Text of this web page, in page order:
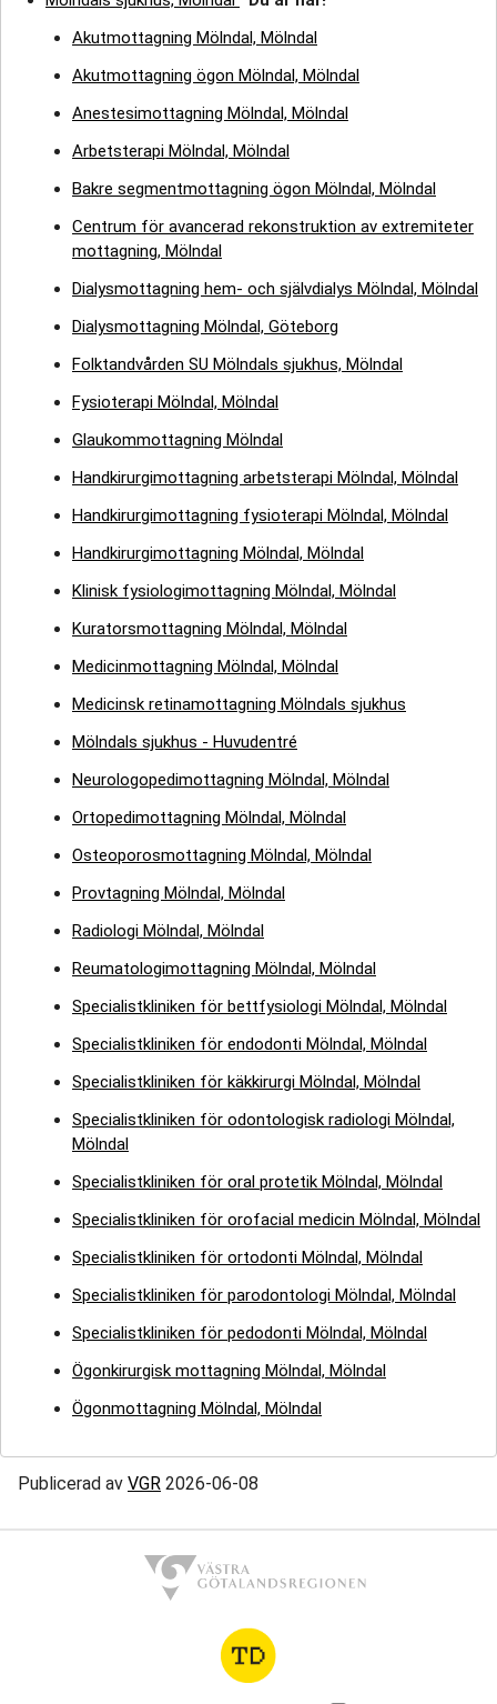
Akutmottagning Mölndal, Mölndal
Akutmottagning ögon Mölndal, Mölndal
Anestesimottagning Mölndal, Mölndal
Arbetsterapi Mölndal, Mölndal
Bakre segmentmottagning ögon Mölndal, Mölndal
Centrum för avancerad rekonstruktion av extremiteter
mottagning, Mölndal
Dialysmottagning hem- och självdialys Mölndal, Mölndal
Dialysmottagning Mölndal, Göteborg
Folktandvården SU Mölndals sjukhus, Mölndal
Fysioterapi Mölndal, Mölndal
Glaukommottagning Mölndal
Handkirurgimottagning arbetsterapi Mölndal, Mölndal
Handkirurgimottagning fysioterapi Mölndal, Mölndal
Handkirurgimottagning Mölndal, Mölndal
Klinisk fysiologimottagning Mölndal, Mölndal
Kuratorsmottagning Mölndal, Mölndal
Medicinmottagning Mölndal, Mölndal
Medicinsk retinamottagning Mölndals sjukhus
Mölndals sjukhus - Huvudentré
Neurologopedimottagning Mölndal, Mölndal
Ortopedimottagning Mölndal, Mölndal
Osteoporosmottagning Mölndal, Mölndal
Provtagning Mölndal, Mölndal
Radiologi Mölndal, Mölndal
Reumatologimottagning Mölndal, Mölndal
Specialistkliniken för bettfysiologi Mölndal, Mölndal
Specialistkliniken för endodonti Mölndal, Mölndal
Specialistkliniken för käkkirurgi Mölndal, Mölndal
Specialistkliniken för odontologisk radiologi Mölndal,
Mölndal
Specialistkliniken för oral protetik Mölndal, Mölndal
Specialistkliniken för orofacial medicin Mölndal, Mölndal
Specialistkliniken för ortodonti Mölndal, Mölndal
Specialistkliniken för parodontologi Mölndal, Mölndal
Specialistkliniken för pedodonti Mölndal, Mölndal
Ögonkirurgisk mottagning Mölndal, Mölndal
Ögonmottagning Mölndal, Mölndal
Publicerad av VGR 2026-06-08